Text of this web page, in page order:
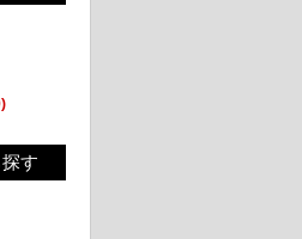
す